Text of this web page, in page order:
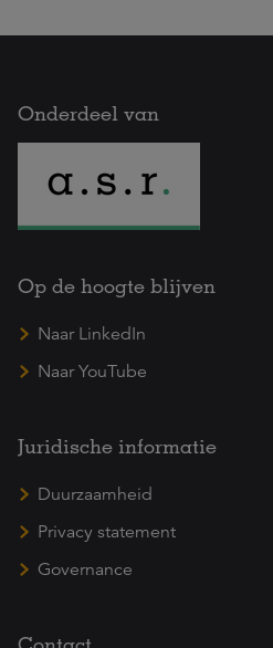
Onderdeel van
Op de hoogte blijven
Naar LinkedIn
Naar YouTube
Juridische informatie
Duurzaamheid
Privacy statement
Governance